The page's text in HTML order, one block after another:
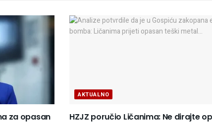
za opasan
AKTUALNO
HZJZ poručio Ličanima: Ne dirajte